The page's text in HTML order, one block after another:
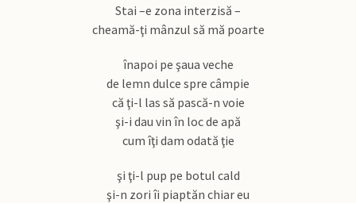
Stai –e zona interzisă –
cheamă-ţi mânzul să mă poarte
înapoi pe şaua veche
de lemn dulce spre câmpie
că ţi-l las să pască-n voie
şi-i dau vin în loc de apă
cum îţi dam odată ţie
şi ţi-l pup pe botul cald
şi-n zori îi piaptăn chiar eu